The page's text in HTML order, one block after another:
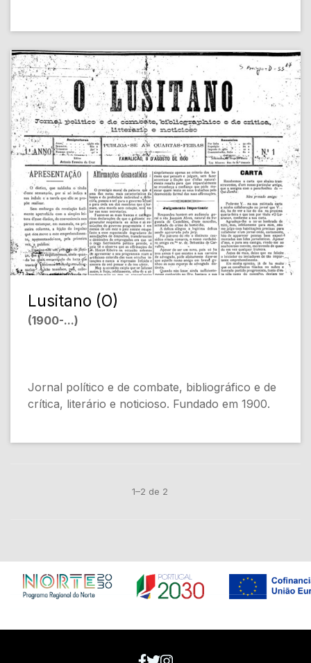
Lusitano (O)
(1900-...)
Jornal político e de combate, bibliográfico e de
crítica, literário e noticioso. Fundado em 1900.
1–2 de 2